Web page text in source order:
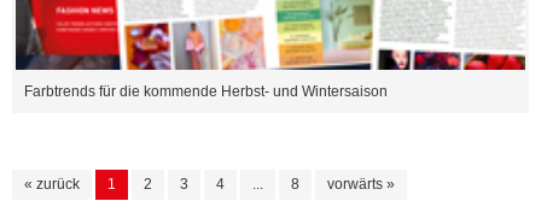
Farbtrends für die kommende Herbst- und Wintersaison
« zurück 1 2 3 4 ... 8 vorwärts »